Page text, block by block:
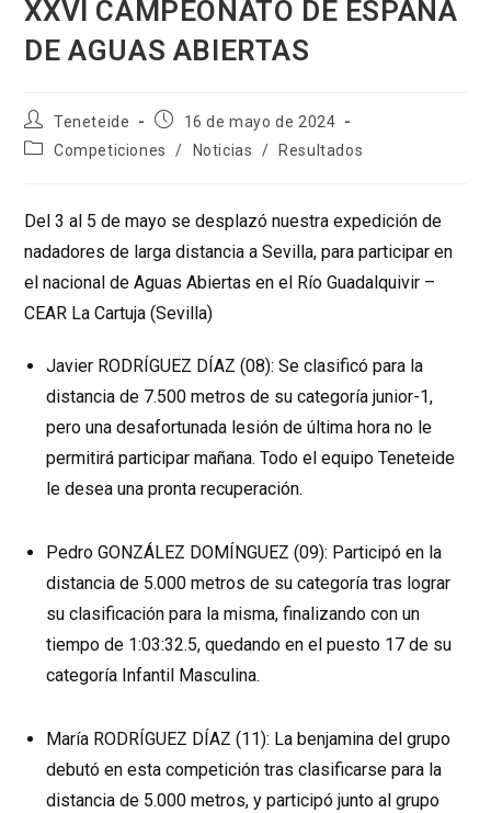
XXVI CAMPEONATO DE ESPAÑA
DE AGUAS ABIERTAS
Autor
de
la
Teneteide
Publicación
la
16 de mayo de 2024
Categoría
entrada:
Competiciones / Noticias / Resultados
Del 3 al 5 de mayo se desplazó nuestra expedición de
nadadores de larga distancia a Sevilla, para participar en
el nacional de Aguas Abiertas en el Río Guadalquivir –
CEAR La Cartuja (Sevilla)
Javier RODRÍGUEZ DÍAZ (08): Se clasificó para la
distancia de 7.500 metros de su categoría junior-1,
pero una desafortunada lesión de última hora no le
permitirá participar mañana. Todo el equipo Teneteide
le desea una pronta recuperación.
Pedro GONZÁLEZ DOMÍNGUEZ (09): Participó en la
distancia de 5.000 metros de su categoría tras lograr
su clasificación para la misma, finalizando con un
tiempo de 1:03:32.5, quedando en el puesto 17 de su
categoría Infantil Masculina.
María RODRÍGUEZ DÍAZ (11): La benjamina del grupo
debutó en esta competición tras clasificarse para la
distancia de 5.000 metros, y participó junto al grupo